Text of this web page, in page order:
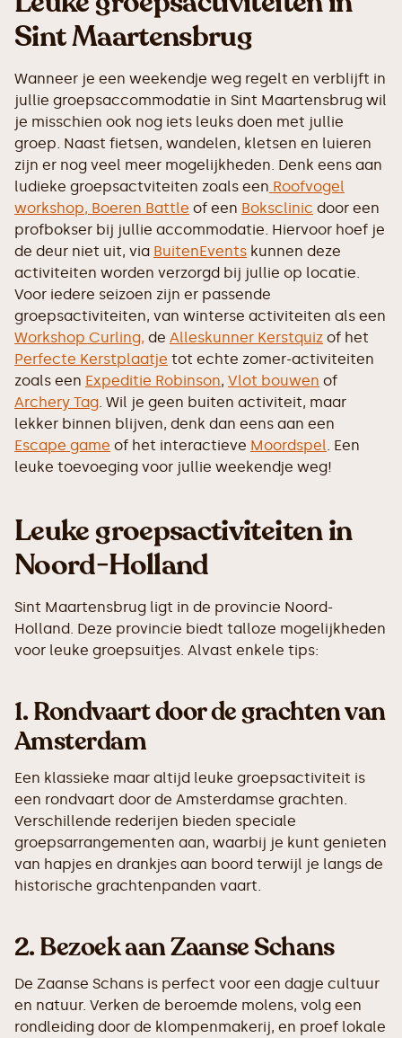
Sint Maartensbrug
Wanneer je een weekendje weg regelt en verblijft in
jullie groepsaccommodatie in Sint Maartensbrug wil
je misschien ook nog iets leuks doen met jullie
groep. Naast fietsen, wandelen, kletsen en luieren
zijn er nog veel meer mogelijkheden. Denk eens aan
ludieke groepsactviteiten zoals een Roofvogel
workshop, Boeren Battle of een Boksclinic door een
profbokser bij jullie accommodatie. Hiervoor hoef je
de deur niet uit, via BuitenEvents kunnen deze
activiteiten worden verzorgd bij jullie op locatie.
Voor iedere seizoen zijn er passende
groepsactiviteiten, van winterse activiteiten als een
Workshop Curling, de Alleskunner Kerstquiz of het
Perfecte Kerstplaatje tot echte zomer-activiteiten
zoals een Expeditie Robinson, Vlot bouwen of
Archery Tag. Wil je geen buiten activiteit, maar
lekker binnen blijven, denk dan eens aan een
Escape game of het interactieve Moordspel. Een
leuke toevoeging voor jullie weekendje weg!
Leuke groepsactiviteiten in
Noord-Holland
Sint Maartensbrug ligt in de provincie Noord-
Holland. Deze provincie biedt talloze mogelijkheden
voor leuke groepsuitjes. Alvast enkele tips:
1.Rondvaart door de grachten van
Amsterdam
Een klassieke maar altijd leuke groepsactiviteit is
een rondvaart door de Amsterdamse grachten.
Verschillende rederijen bieden speciale
groepsarrangementen aan, waarbij je kunt genieten
van hapjes en drankjes aan boord terwijl je langs de
historische grachtenpanden vaart.
2.Bezoek aan Zaanse Schans
De Zaanse Schans is perfect voor een dagje cultuur
en natuur. Verken de beroemde molens, volg een
rondleiding door de klompenmakerij, en proef lokale